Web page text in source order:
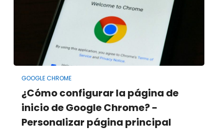
GOOGLE CHROME
¿Cómo configurar la página de
inicio de Google Chrome? -
Personalizar página principal